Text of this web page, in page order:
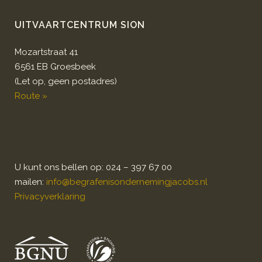
UITVAARTCENTRUM SION
Mozartstraat 41
6561 EB Groesbeek
(Let op, geen postadres)
Route »
U kunt ons bellen op: 024 – 397 67 00
mailen: info@begrafenisondernemingjacobs.nl
Privacyverklaring